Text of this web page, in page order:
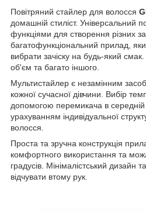
Повітряний стайлер для волосся
домашній стиліст. Універсальний
функціями для створення різних
багатофункціональний прилад,
вибрати зачіску на будь-який смак.
об'єм та багато іншого.
Мультистайлер є незамінним
кожної сучасної дівчини. Вибір
допомогою перемикача в середній
урахуванням індивідуальної
волосся.
Проста та зручна конструкція
комфортного використання та
градусів. Мінімалістський дизайн
відчувати втому рук.